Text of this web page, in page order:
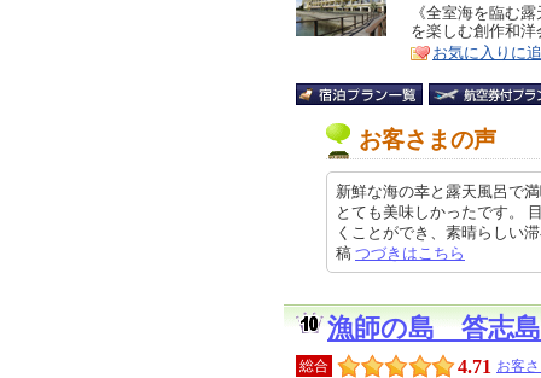
リ
ア
特
徴
《全室海を臨む
を楽しむ創作和
お気に入りに
お客さまの声
新鮮な海の幸と露天風呂で
とても美味しかったです。
くことができ、素晴らしい
稿 つづきはこちら
漁師の島 答志
総合 4.71 お客